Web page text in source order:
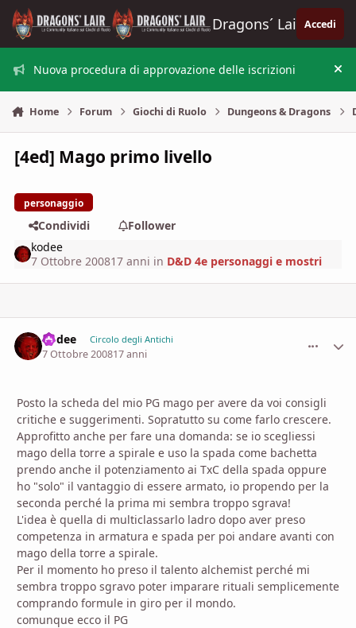
Vai al contenuto
Dragons´ Lair Accedi
Nuova procedura di approvazione delle iscrizioni
Home Forum Giochi di Ruolo Dungeons & Dragons
[4ed] Mago primo livello
personaggio
Condividi
Follower
kodee
7 Ottobre 200817 anni in D&D 4e personaggi e mostri
kodee Circolo degli Antichi
7 Ottobre 200817 anni
Posto la scheda del mio PG mago per avere da voi consigli
critiche e suggerimenti. Sopratutto su come farlo crescere.
Approfitto anche per fare una domanda: se io scegliessi
mago della torre a spirale e uso la spada come bachetta
prendo anche il potenziamento ai TxC della spada oppure
ho "solo" il vantaggio di essere armato, io propendo per la
seconda perché la prima mi sembra troppo sgrava!
L'idea è quella di multiclassarlo ladro dopo aver preso
competenza in armatura e spada per poi andare avanti con
mago della torre a spirale.
Per il momento ho preso il talento alchemist perché mi
sembra troppo sgravo poter imparare rituali semplicemente
comprando formule in giro per il mondo.
comunque ecco il PG